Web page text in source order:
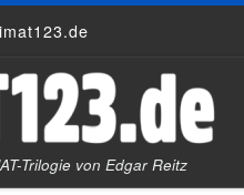
Trilogie von Edgar Reitz